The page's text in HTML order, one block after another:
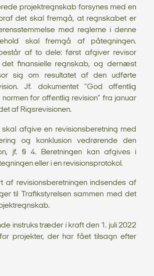
projektregnskab forsynes med en
det skal fremgå, at regnskabet er
med reglerne i denne
skal fremgå af påtegningen.
af to dele: først afgiver revisor
finansielle regnskab, og dernæst
sig om resultatet af den udførte
Jf. dokumentet ”God offentlig
normen for offentlig revision” fra januar
af Rigsrevisionen.
skal afgive en revisionsberetning med
og konklusion vedrørende den
jf. § 4. Beretningen kan afgives i
eller i en revisionsprotokol.
af revisionsberetningen indsendes af
til Trafikstyrelsen sammen med det
instruks træder i kraft den 1. juli 2022
projekter, der har fået tilsagn efter